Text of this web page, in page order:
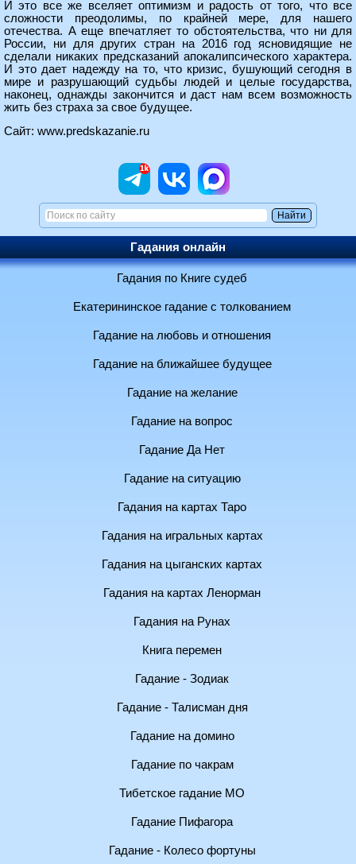
И это все же вселяет оптимизм и радость от того, что все
сложности преодолимы, по крайней мере, для нашего
отечества. А еще впечатляет то обстоятельства, что ни для
России, ни для других стран на 2016 год ясновидящие не
сделали никаких предсказаний апокалипсического характера.
И это дает надежду на то, что кризис, бушующий сегодня в
мире и разрушающий судьбы людей и целые государства,
наконец, однажды закончится и даст нам всем возможность
жить без страха за свое будущее.
Сайт: www.predskazanie.ru
Гадания онлайн
Гадания по Книге судеб
Екатерининское гадание с толкованием
Гадание на любовь и отношения
Гадание на ближайшее будущее
Гадание на желание
Гадание на вопрос
Гадание Да Нет
Гадание на ситуацию
Гадания на картах Таро
Гадания на игральных картах
Гадания на цыганских картах
Гадания на картах Ленорман
Гадания на Рунах
Книга перемен
Гадание - Зодиак
Гадание - Талисман дня
Гадание на домино
Гадание по чакрам
Тибетское гадание МО
Гадание Пифагора
Гадание - Колесо фортуны